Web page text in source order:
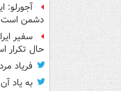
دشمن است
سفیر
حال تکرار
فریاد
به یاد